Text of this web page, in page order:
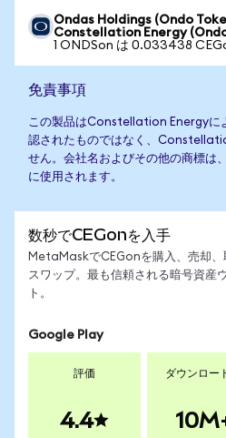
Ondas Holdings (Ondo
Constellation Energy
1 ONDSon は 0.033438
免責事項
この製品はConstellation Energyに
認されたものではなく、
せん。会社名およびその他の商標は
に使用されます。
数秒でCEGonを入手
MetaMaskでCEGonを購入、売却、
スワップ。最も信頼される暗号資産
ト。
Google Play
評価
4.4
ダウンロー